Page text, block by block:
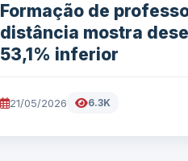
Formação de
distância mostra
53,1% inferior
21/05/2026 6.3K